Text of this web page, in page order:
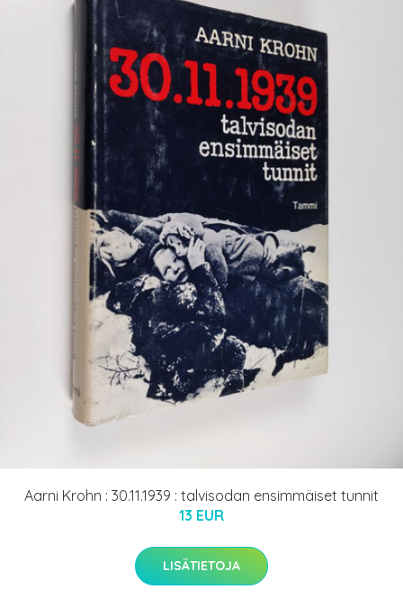
Aarni Krohn : 30.11.1939 : talvisodan ensimmäiset tunnit
13 EUR
LISÄTIETOJA